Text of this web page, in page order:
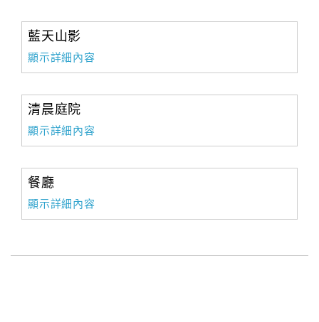
藍天山影
顯示詳細內容
清晨庭院
顯示詳細內容
餐廳
顯示詳細內容